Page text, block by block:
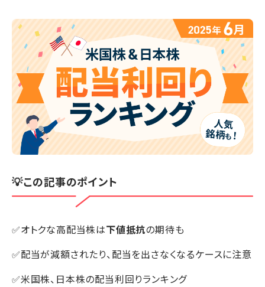
💡この記事のポイント
✅オトクな高配当株は下値抵抗の期待も
✅配当が減額されたり、配当を出さなくなるケースに注意
✅米国株、日本株の配当利回りランキング